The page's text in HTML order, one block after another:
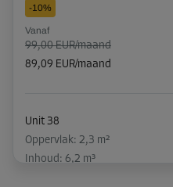
-10%
Vanaf
99,00 EUR/maand
89,09 EUR/maand
Unit 38
Oppervlak: 2,3 m²
Inhoud: 6,2 m³